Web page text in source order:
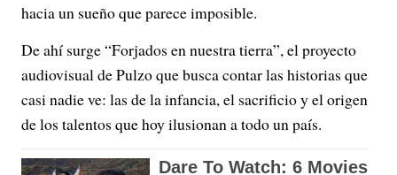
hacia un sueño que parece imposible.
De ahí surge “Forjados en nuestra tierra”, el proyecto
audiovisual de Pulzo que busca contar las historias que
casi nadie ve: las de la infancia, el sacrificio y el origen
de los talentos que hoy ilusionan a todo un país.